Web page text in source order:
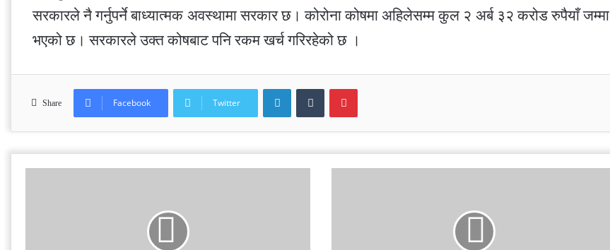
सरकारले नै गर्नुपर्ने बाध्यात्मक अवस्थामा सरकार छ। कोरोना कोषमा अहिलेसम्म कुल २ अर्ब ३२ करोड रुपैयाँ जम्मा
भएको छ। सरकारले उक्त कोषबाट पनि रकम खर्च गरिरहेको छ ।
Share Facebook Twitter
LinkedInTumblr Pinterest